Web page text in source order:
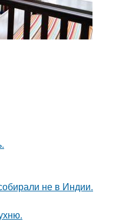
не в Индии.